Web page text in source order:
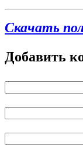
Скачать
Добавить